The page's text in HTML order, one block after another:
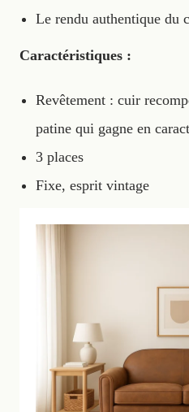
Le rendu authentique du
Caractéristiques :
Revêtement : cuir
patine qui gagne en
3 places
Fixe, esprit vintage